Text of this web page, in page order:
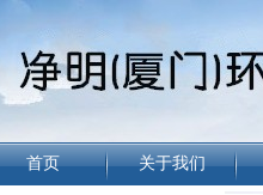
首页 关于我们